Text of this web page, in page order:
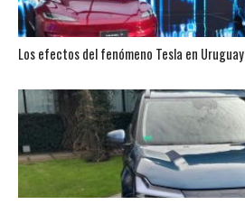
Los efectos del fenómeno Tesla en Uruguay